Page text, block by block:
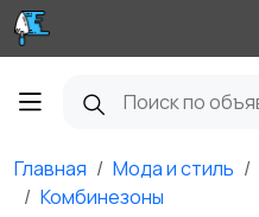
Главная Мода и стиль
Комбинезоны